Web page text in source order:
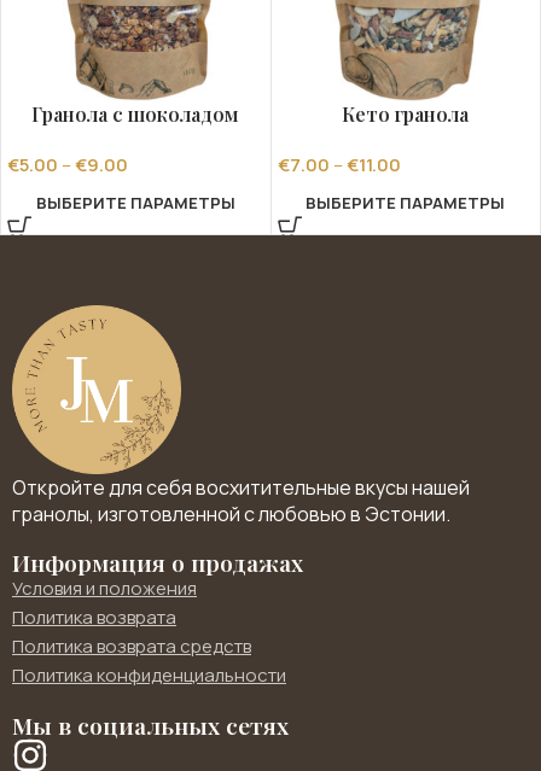
Гранола с шоколадом
€5.00 –€9.00
ВЫБЕРИТЕ ПАРАМЕТРЫ
Кето гранола
€7.00 –€11.00
ВЫБЕРИТЕ ПАРАМЕТРЫ
Откройте для себя восхитительные вкусы нашей
гранолы, изготовленной с любовью в Эстонии.
Информация о продажах
Условия и положения
Политика возврата
Политика возврата средств
Политика конфиденциальности
Мы в социальных сетях